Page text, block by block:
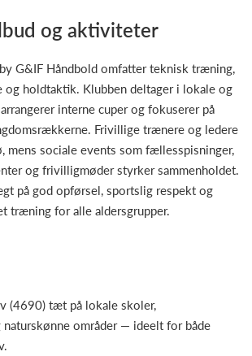
og aktiviteter
G&IF Håndbold omfatter teknisk træning,
og holdtaktik. Klubben deltager i lokale og
interne cuper og fokuserer på
Frivillige trænere og ledere
mens sociale events som fællesspisninger,
og frivilligmøder styrker sammenholdet.
på god opførsel, sportslig respekt og
træning for alle aldersgrupper.
(4690) tæt på lokale skoler,
områder — ideelt for både